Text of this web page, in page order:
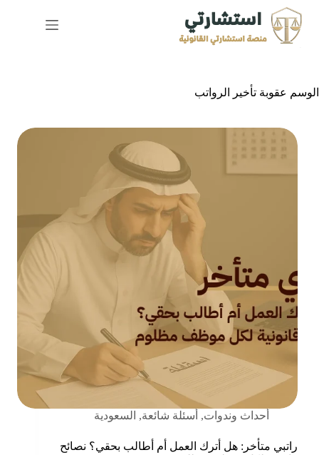
التجاوز
المحتوى
الوسم عقوبة تأخير الرواتب
أحداث وندوات, أسئلة شائعة, السعودية
راتبي متأخر: هل أترك العمل أم أطالب بحقي؟ نصائح